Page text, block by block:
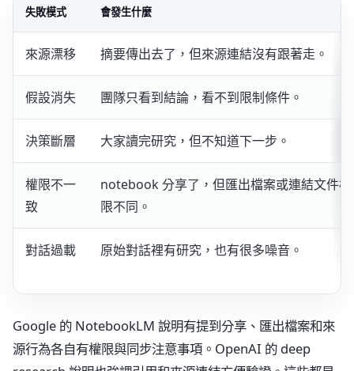
失敗模式 會發生什麼
來源漂移 摘要傳出去了，但來源連結沒有跟著走。
假設消失 團隊只看到結論，看不到限制條件。
決策斷層 大家讀完研究，但不知道下一步。
權限不一
致
notebook 分享了，但匯出檔案或連結文件權
限不同。
對話過載 原始對話裡有研究，也有很多噪音。
Google 的 NotebookLM 說明有提到分享、匯出檔案和來
源行為各自有權限與同步注意事項。OpenAI 的 deep